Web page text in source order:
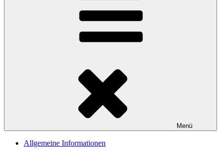
Menü
Allgemeine Informationen